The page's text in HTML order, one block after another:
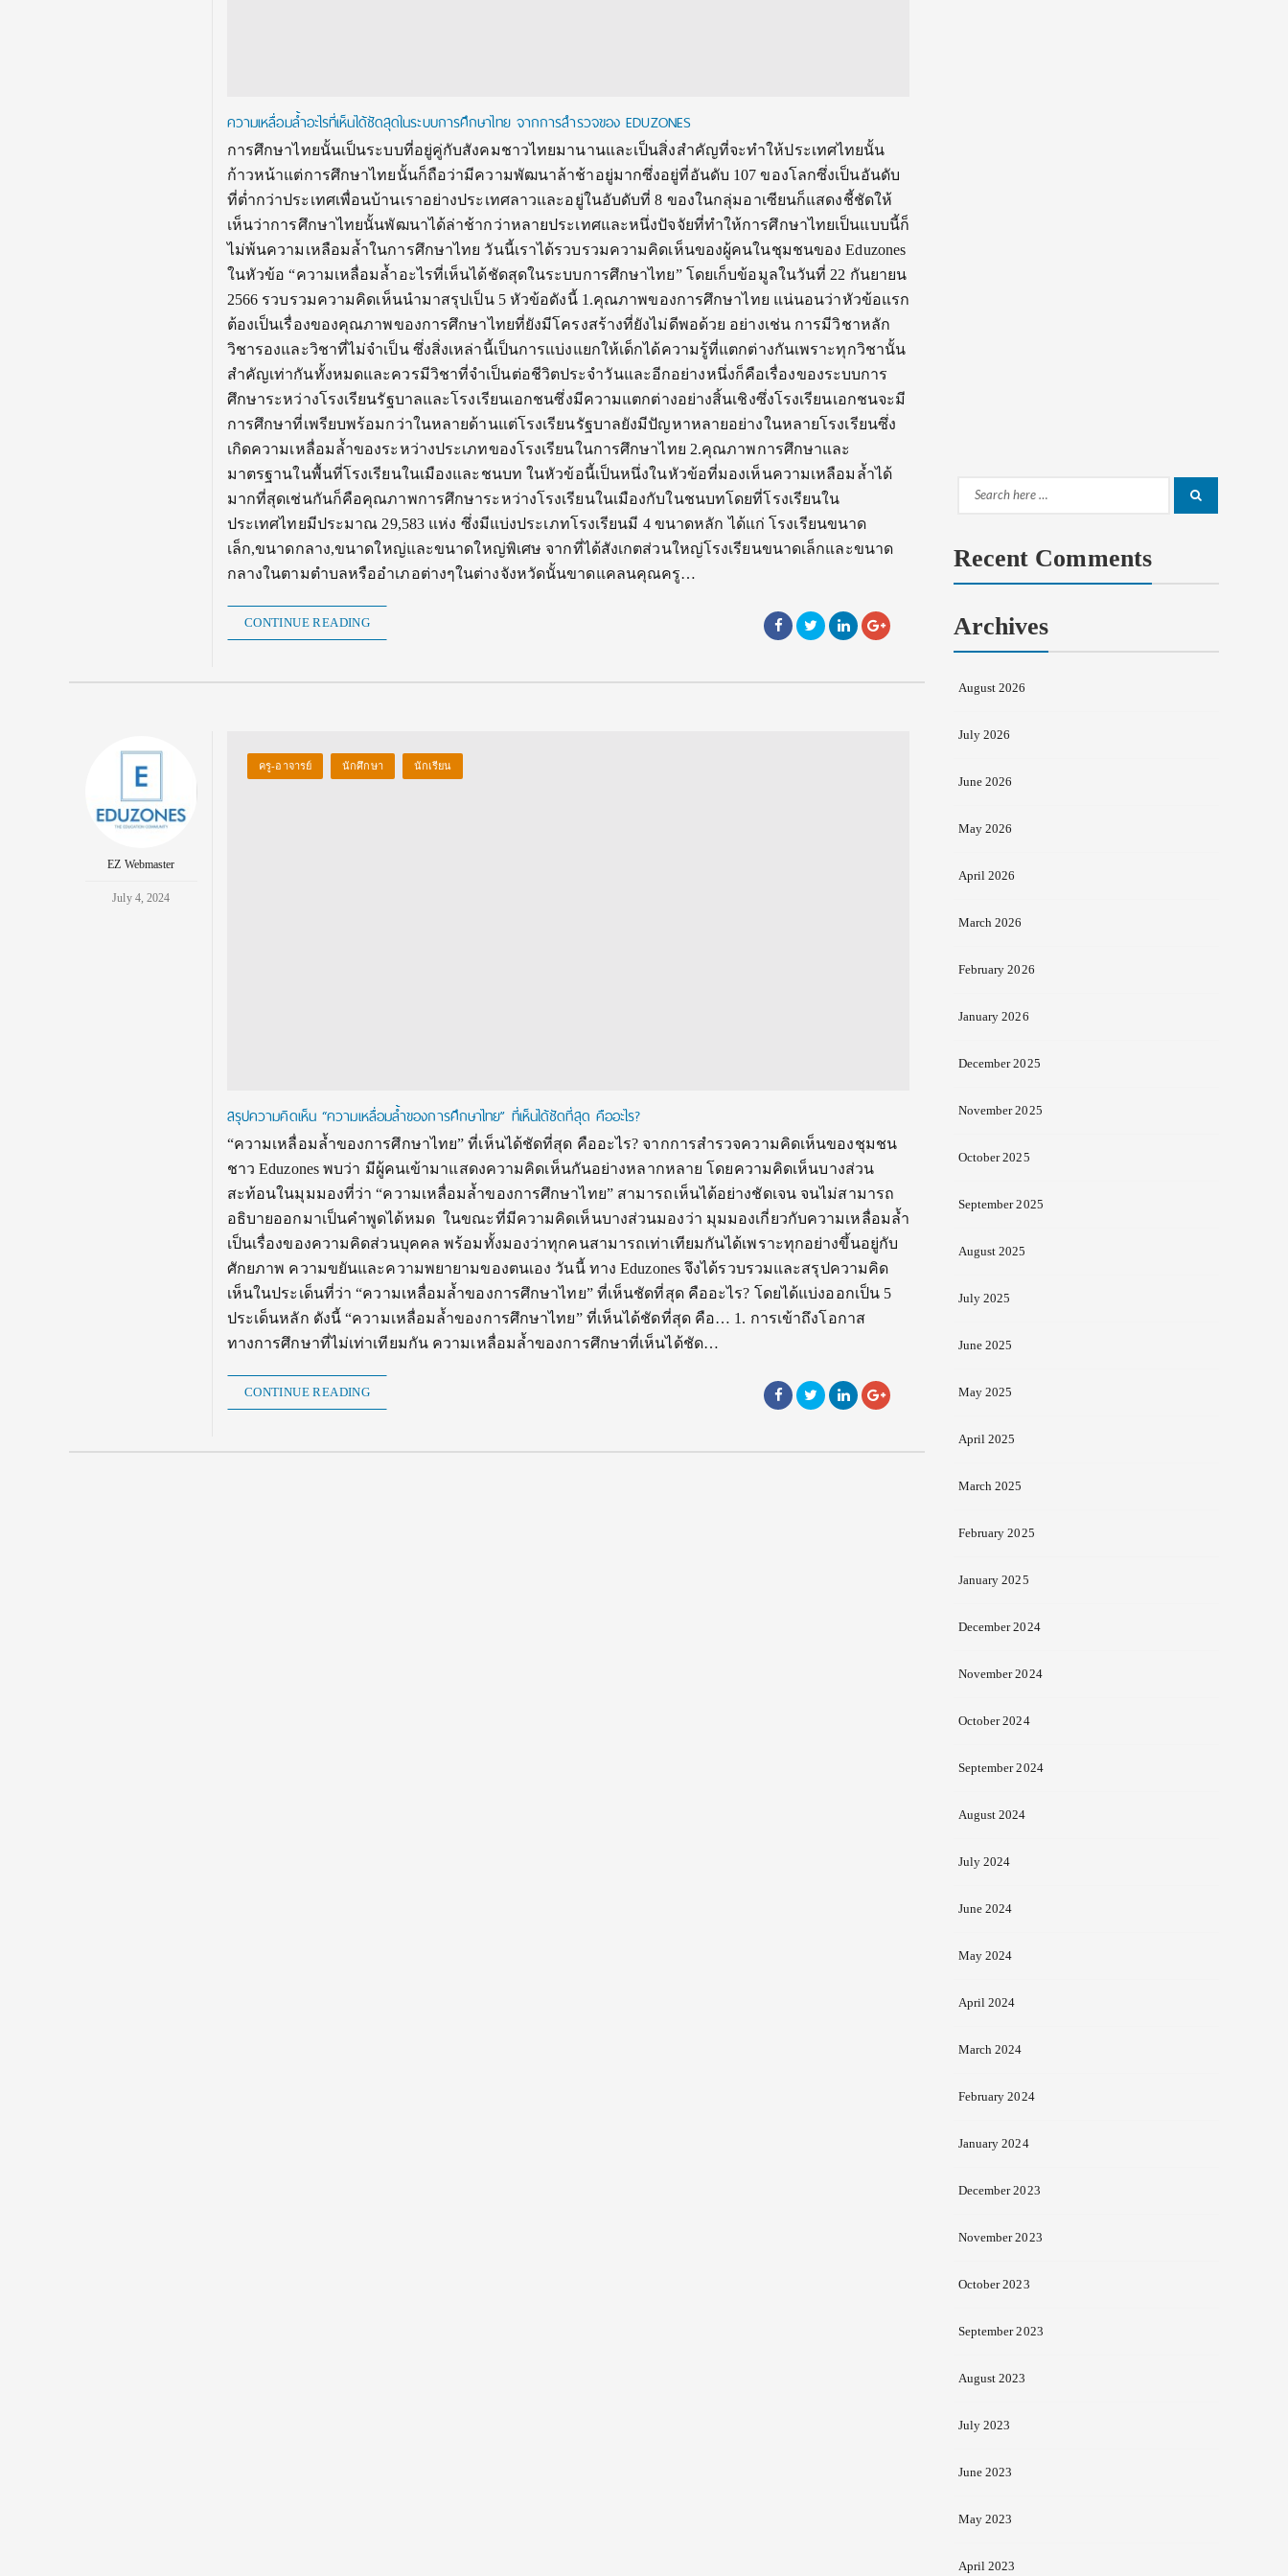
ความเหลื่อมล้ำอะไรที่เห็นได้ชัดสุดในระบบการศึกษาไทย จากการสำรวจของ EDUZONES
การศึกษาไทยนั้นเป็นระบบที่อยู่คู่กับสังคมชาวไทยมานานและเป็นสิ่งสำคัญที่จะทำให้ประเทศไทยนั้น
ก้าวหน้าแต่การศึกษาไทยนั้นก็ถือว่ามีความพัฒนาล้าช้าอยู่มากซึ่งอยู่ที่อันดับ 107 ของโลกซึ่งเป็นอันดับ
ที่ต่ำกว่าประเทศเพื่อนบ้านเราอย่างประเทศลาวและอยู่ในอับดับที่ 8 ของในกลุ่มอาเซียนก็แสดงชี้ชัดให้
เห็นว่าการศึกษาไทยนั้นพัฒนาได้ล่าช้ากว่าหลายประเทศและหนึ่งปัจจัยที่ทำให้การศึกษาไทยเป็นแบบนี้ก็
ไม่พ้นความเหลือมล้ำในการศึกษาไทย วันนี้เราได้รวบรวมความคิดเห็นของผู้คนในชุมชนของ Eduzones
ในหัวข้อ “ความเหลื่อมล้ำอะไรที่เห็นได้ชัดสุดในระบบการศึกษาไทย” โดยเก็บข้อมูลในวันที่ 22 กันยายน
2566 รวบรวมความคิดเห็นนำมาสรุปเป็น 5 หัวข้อดังนี้ 1.คุณภาพของการศึกษาไทย แน่นอนว่าหัวข้อแรก
ต้องเป็นเรื่องของคุณภาพของการศึกษาไทยที่ยังมีโครงสร้างที่ยังไม่ดีพอด้วย อย่างเช่น การมีวิชาหลัก
วิชารองและวิชาที่ไม่จำเป็น ซึ่งสิ่งเหล่านี้เป็นการแบ่งแยกให้เด็กได้ความรู้ที่แตกต่างกันเพราะทุกวิชานั้น
สำคัญเท่ากันทั้งหมดและควรมีวิชาที่จำเป็นต่อชีวิตประจำวันและอีกอย่างหนึ่งก็คือเรื่องของระบบการ
ศึกษาระหว่างโรงเรียนรัฐบาลและโรงเรียนเอกชนซึ่งมีความแตกต่างอย่างสิ้นเชิงซึ่งโรงเรียนเอกชนจะมี
การศึกษาที่เพรียบพร้อมกว่าในหลายด้านแต่โรงเรียนรัฐบาลยังมีปัญหาหลายอย่างในหลายโรงเรียนซึ่ง
เกิดความเหลื่อมล้ำของระหว่างประเภทของโรงเรียนในการศึกษาไทย 2.คุณภาพการศึกษาและ
มาตรฐานในพื้นที่โรงเรียนในเมืองและชนบท ในหัวข้อนี้เป็นหนึ่งในหัวข้อที่มองเห็นความเหลือมล้ำได้
มากที่สุดเช่นกันก็คือคุณภาพการศึกษาระหว่างโรงเรียนในเมืองกับในชนบทโดยที่โรงเรียนใน
ประเทศไทยมีประมาณ 29,583 แห่ง ซึ่งมีแบ่งประเภทโรงเรียนมี 4 ขนาดหลัก ได้แก่ โรงเรียนขนาด
เล็ก,ขนาดกลาง,ขนาดใหญ่และขนาดใหญ่พิเศษ จากที่ได้สังเกตส่วนใหญ่โรงเรียนขนาดเล็กและขนาด
กลางในตามตำบลหรืออำเภอต่างๆในต่างจังหวัดนั้นขาดแคลนคุณครู…
CONTINUE READING
EZ Webmaster
July 4, 2024
ครู-อาจารย์ นักศึกษา นักเรียน
สรุปความคิดเห็น “ความเหลื่อมล้ำของการศึกษาไทย” ที่เห็นได้ชัดที่สุด คืออะไร?
“ความเหลื่อมล้ำของการศึกษาไทย” ที่เห็นได้ชัดที่สุด คืออะไร? จากการสำรวจความคิดเห็นของชุมชน
ชาว Eduzones พบว่า มีผู้คนเข้ามาแสดงความคิดเห็นกันอย่างหลากหลาย โดยความคิดเห็นบางส่วน
สะท้อนในมุมมองที่ว่า “ความเหลื่อมล้ำของการศึกษาไทย” สามารถเห็นได้อย่างชัดเจน จนไม่สามารถ
อธิบายออกมาเป็นคำพูดได้หมด ในขณะที่มีความคิดเห็นบางส่วนมองว่า มุมมองเกี่ยวกับความเหลื่อมล้ำ
เป็นเรื่องของความคิดส่วนบุคคล พร้อมทั้งมองว่าทุกคนสามารถเท่าเทียมกันได้เพราะทุกอย่างขึ้นอยู่กับ
ศักยภาพ ความขยันและความพยายามของตนเอง วันนี้ ทาง Eduzones จึงได้รวบรวมและสรุปความคิด
เห็นในประเด็นที่ว่า “ความเหลื่อมล้ำของการศึกษาไทย” ที่เห็นชัดที่สุด คืออะไร? โดยได้แบ่งออกเป็น 5
ประเด็นหลัก ดังนี้ “ความเหลื่อมล้ำของการศึกษาไทย” ที่เห็นได้ชัดที่สุด คือ… 1. การเข้าถึงโอกาส
ทางการศึกษาที่ไม่เท่าเทียมกัน ความเหลื่อมล้ำของการศึกษาที่เห็นได้ชัด…
CONTINUE READING
Search
Recent Comments
Archives
August 2026
July 2026
June 2026
May 2026
April 2026
March 2026
February 2026
January 2026
December 2025
November 2025
October 2025
September 2025
August 2025
July 2025
June 2025
May 2025
April 2025
March 2025
February 2025
January 2025
December 2024
November 2024
October 2024
September 2024
August 2024
July 2024
June 2024
May 2024
April 2024
March 2024
February 2024
January 2024
December 2023
November 2023
October 2023
September 2023
August 2023
July 2023
June 2023
May 2023
April 2023